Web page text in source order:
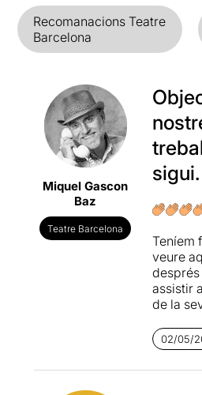
Recomanacions Teatre
Barcelona
Miquel Gascon
Baz
Teatre Barcelona
sigui.
Teníem
veure
assistir
de la
de Toni
2000"
02/05/